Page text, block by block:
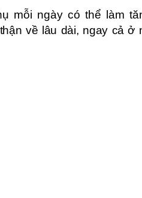
mỗi ngày có thể làm
về lâu dài, ngay cả ở